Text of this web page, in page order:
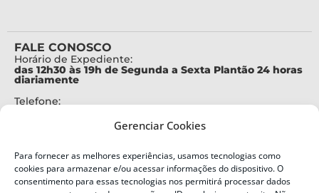
Gerenciar Cookies
Para fornecer as melhores experiências, usamos tecnologias como
cookies para armazenar e/ou acessar informações do dispositivo. O
consentimento para essas tecnologias nos permitirá processar dados
FALE CONOSCO
Horário de Expediente:
das 12h30 às 19h de Segunda a Sexta Plantão 24 horas
diariamente
Telefone:
Alertas Defesa Civil:
SMS 40199